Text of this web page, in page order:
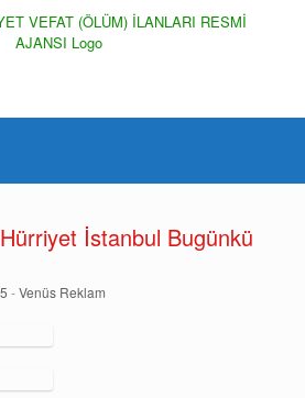
İstanbul Bugünkü
-Venüs Reklam